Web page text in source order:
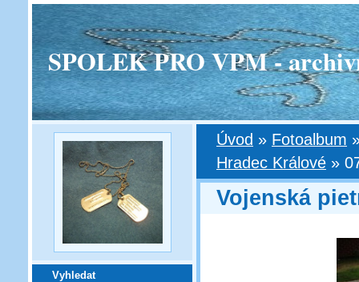
SPOLEK PRO VPM -
Vyhledat
Úvod » Fotoalbum
Hradec Králové »
Vojenská